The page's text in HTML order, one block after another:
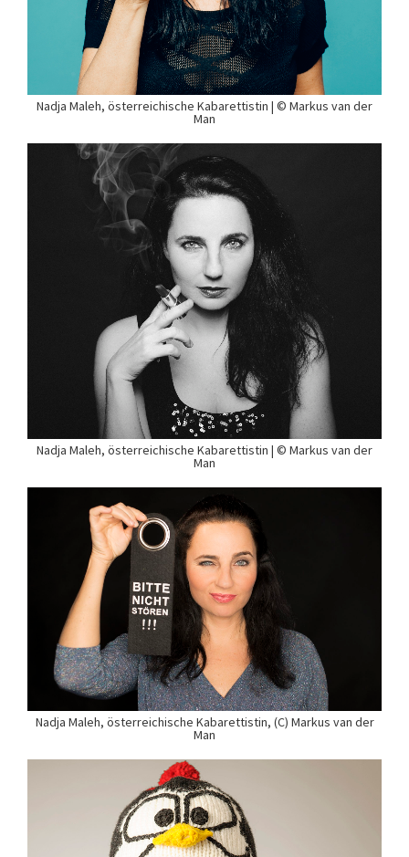
Nadja Maleh, österreichische Kabarettistin | © Markus van der
Man
Nadja Maleh, österreichische Kabarettistin | © Markus van der
Man
Nadja Maleh, österreichische Kabarettistin, (C) Markus van der
Man